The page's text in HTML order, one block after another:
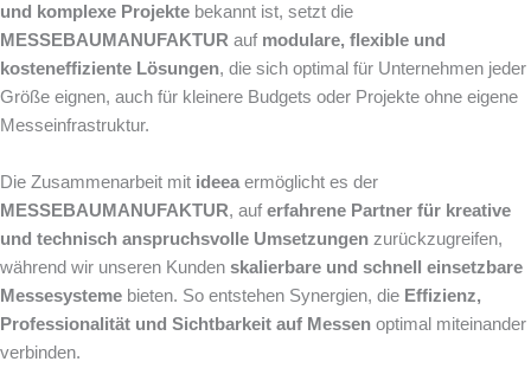
und komplexe Projekte bekannt ist, setzt die
MESSEBAUMANUFAKTUR auf modulare, flexible und
kosteneffiziente Lösungen, die sich optimal für Unternehmen jeder
Größe eignen, auch für kleinere Budgets oder Projekte ohne eigene
Messeinfrastruktur.
Die Zusammenarbeit mit ideea ermöglicht es der
MESSEBAUMANUFAKTUR, auf erfahrene Partner für kreative
und technisch anspruchsvolle Umsetzungen zurückzugreifen,
während wir unseren Kunden skalierbare und schnell einsetzbare
Messesysteme bieten. So entstehen Synergien, die Effizienz,
Professionalität und Sichtbarkeit auf Messen optimal miteinander
verbinden.